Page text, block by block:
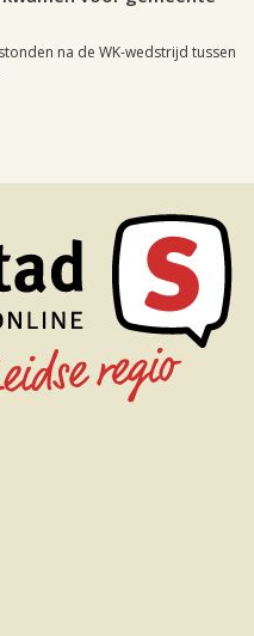
na de WK-wedstrijd tussen